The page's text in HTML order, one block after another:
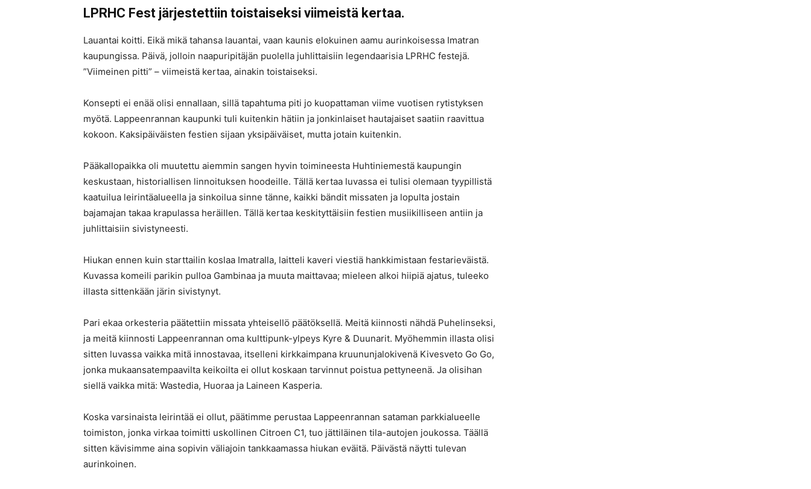
LPRHC Fest järjestettiin toistaiseksi viimeistä kertaa.
Lauantai koitti. Eikä mikä tahansa lauantai, vaan kaunis elokuinen aamu aurinkoisessa Imatran
kaupungissa. Päivä, jolloin naapuripitäjän puolella juhlittaisiin legendaarisia LPRHC festejä.
”Viimeinen pitti” – viimeistä kertaa, ainakin toistaiseksi.
Konsepti ei enää olisi ennallaan, sillä tapahtuma piti jo kuopattaman viime vuotisen rytistyksen
myötä. Lappeenrannan kaupunki tuli kuitenkin hätiin ja jonkinlaiset hautajaiset saatiin raavittua
kokoon. Kaksipäiväisten festien sijaan yksipäiväiset, mutta jotain kuitenkin.
Pääkallopaikka oli muutettu aiemmin sangen hyvin toimineesta Huhtiniemestä kaupungin
keskustaan, historiallisen linnoituksen hoodeille. Tällä kertaa luvassa ei tulisi olemaan tyypillistä
kaatuilua leirintäalueella ja sinkoilua sinne tänne, kaikki bändit missaten ja lopulta jostain
bajamajan takaa krapulassa heräillen. Tällä kertaa keskityttäisiin festien musiikilliseen antiin ja
juhlittaisiin sivistyneesti.
Hiukan ennen kuin starttailin koslaa Imatralla, laitteli kaveri viestiä hankkimistaan festarieväistä.
Kuvassa komeili parikin pulloa Gambinaa ja muuta maittavaa; mieleen alkoi hiipiä ajatus, tuleeko
illasta sittenkään järin sivistynyt.
Pari ekaa orkesteria päätettiin missata yhteisellö päätöksellä. Meitä kiinnosti nähdä Puhelinseksi,
ja meitä kiinnosti Lappeenrannan oma kulttipunk-ylpeys Kyre & Duunarit. Myöhemmin illasta olisi
sitten luvassa vaikka mitä innostavaa, itselleni kirkkaimpana kruununjalokivenä Kivesveto Go Go,
jonka mukaansatempaavilta keikoilta ei ollut koskaan tarvinnut poistua pettyneenä. Ja olisihan
siellä vaikka mitä: Wastedia, Huoraa ja Laineen Kasperia.
Koska varsinaista leirintää ei ollut, päätimme perustaa Lappeenrannan sataman parkkialueelle
toimiston, jonka virkaa toimitti uskollinen Citroen C1, tuo jättiläinen tila-autojen joukossa. Täällä
sitten kävisimme aina sopivin väliajoin tankkaamassa hiukan eväitä. Päivästä näytti tulevan
aurinkoinen.